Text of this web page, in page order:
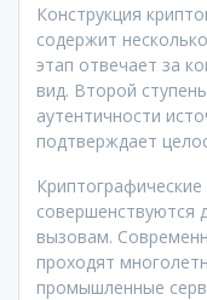
Конструкция
содержит
этап отвечает за
вид. Второй
аутентичности
подтверждает
совершенствуются
вызовам.
проходят
промышленные